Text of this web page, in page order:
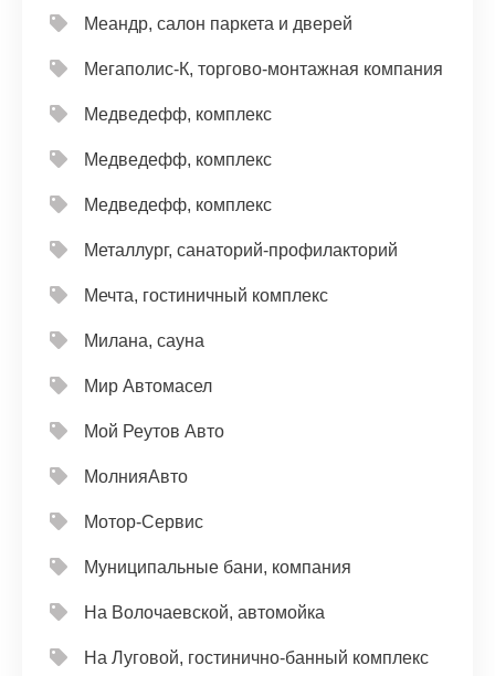
Меандр, салон паркета и дверей
Мегаполис-К, торгово-монтажная компания
Медведефф, комплекс
Медведефф, комплекс
Медведефф, комплекс
Металлург, санаторий-профилакторий
Мечта, гостиничный комплекс
Милана, сауна
Мир Автомасел
Мой Реутов Авто
МолнияАвто
Мотор-Сервис
Муниципальные бани, компания
На Волочаевской, автомойка
На Луговой, гостинично-банный комплекс